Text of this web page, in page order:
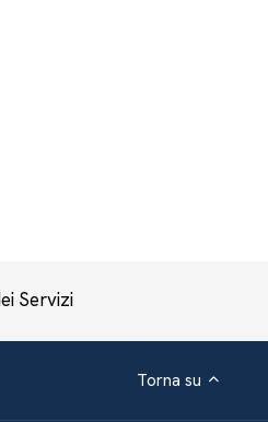
Servizi
Torna su